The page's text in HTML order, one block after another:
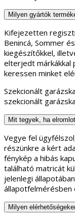
Milyen gyártók
Kifejezetten
Benincá, Sommer
kiegészítőkkel,
elterjedt márkákkal
keressen minket
Szekcionált
szekcionált
Mit tegyek, ha
Vegye fel
részünkre a kért
fénykép a hibás
található matricát
jelenlegi
állapotfelmérésben
Milyen